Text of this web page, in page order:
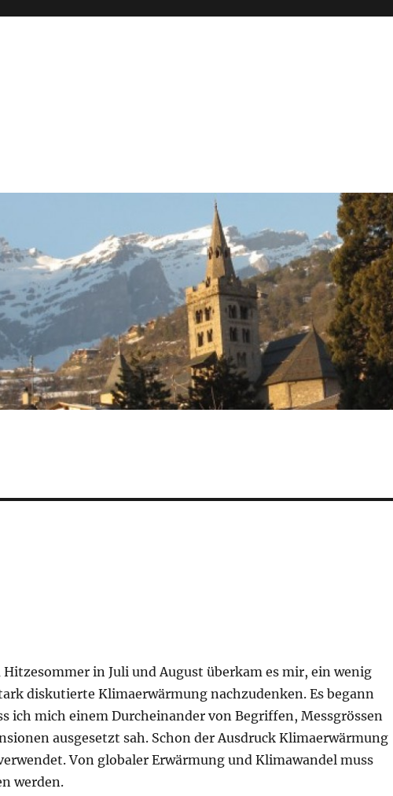
Hitzesommer in Juli und August überkam es mir, ein wenig
diskutierte Klimaerwärmung nachzudenken. Es begann
ich mich einem Durcheinander von Begriffen, Messgrössen
ausgesetzt sah. Schon der Ausdruck Klimaerwärmung
Von globaler Erwärmung und Klimawandel muss
werden.